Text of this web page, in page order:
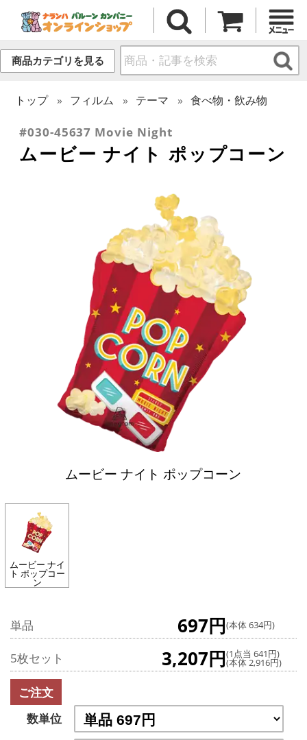
商品カテゴリを見る
トップ フィルム テーマ 食べ物・飲み物
#030-45637 Movie Night
ムービー ナイト ポップコーン
ムービー ナイト ポップコーン
ムービー ナイ
ト ポップコー
ン
単品 697円(本体 634円)
5枚セット 3,207円(1点当 641円)
(本体 2,916円)
ご注文
数単位